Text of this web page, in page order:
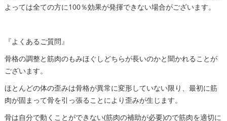
よっては全ての方に100％効果が発揮できない場合がございます。
『よくあるご質問』
骨格の調整と筋肉のもみほぐしどちらが長いのかと聞かれることが
ございます。
ほとんどの体の歪みは骨格が異常に変形していない限り、最初に筋
肉が固まって骨を引っ張ることにより歪みが生じます。
骨は自分で動くことができない(筋肉の補助が必要)ので筋肉を適切に